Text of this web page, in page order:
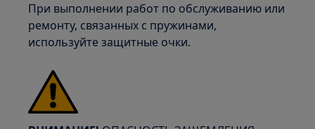
При выполнении работ по обслуживанию или
ремонту, связанных с пружинами,
используйте защитные очки.